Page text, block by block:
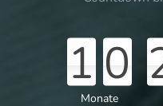
1 0
Monate